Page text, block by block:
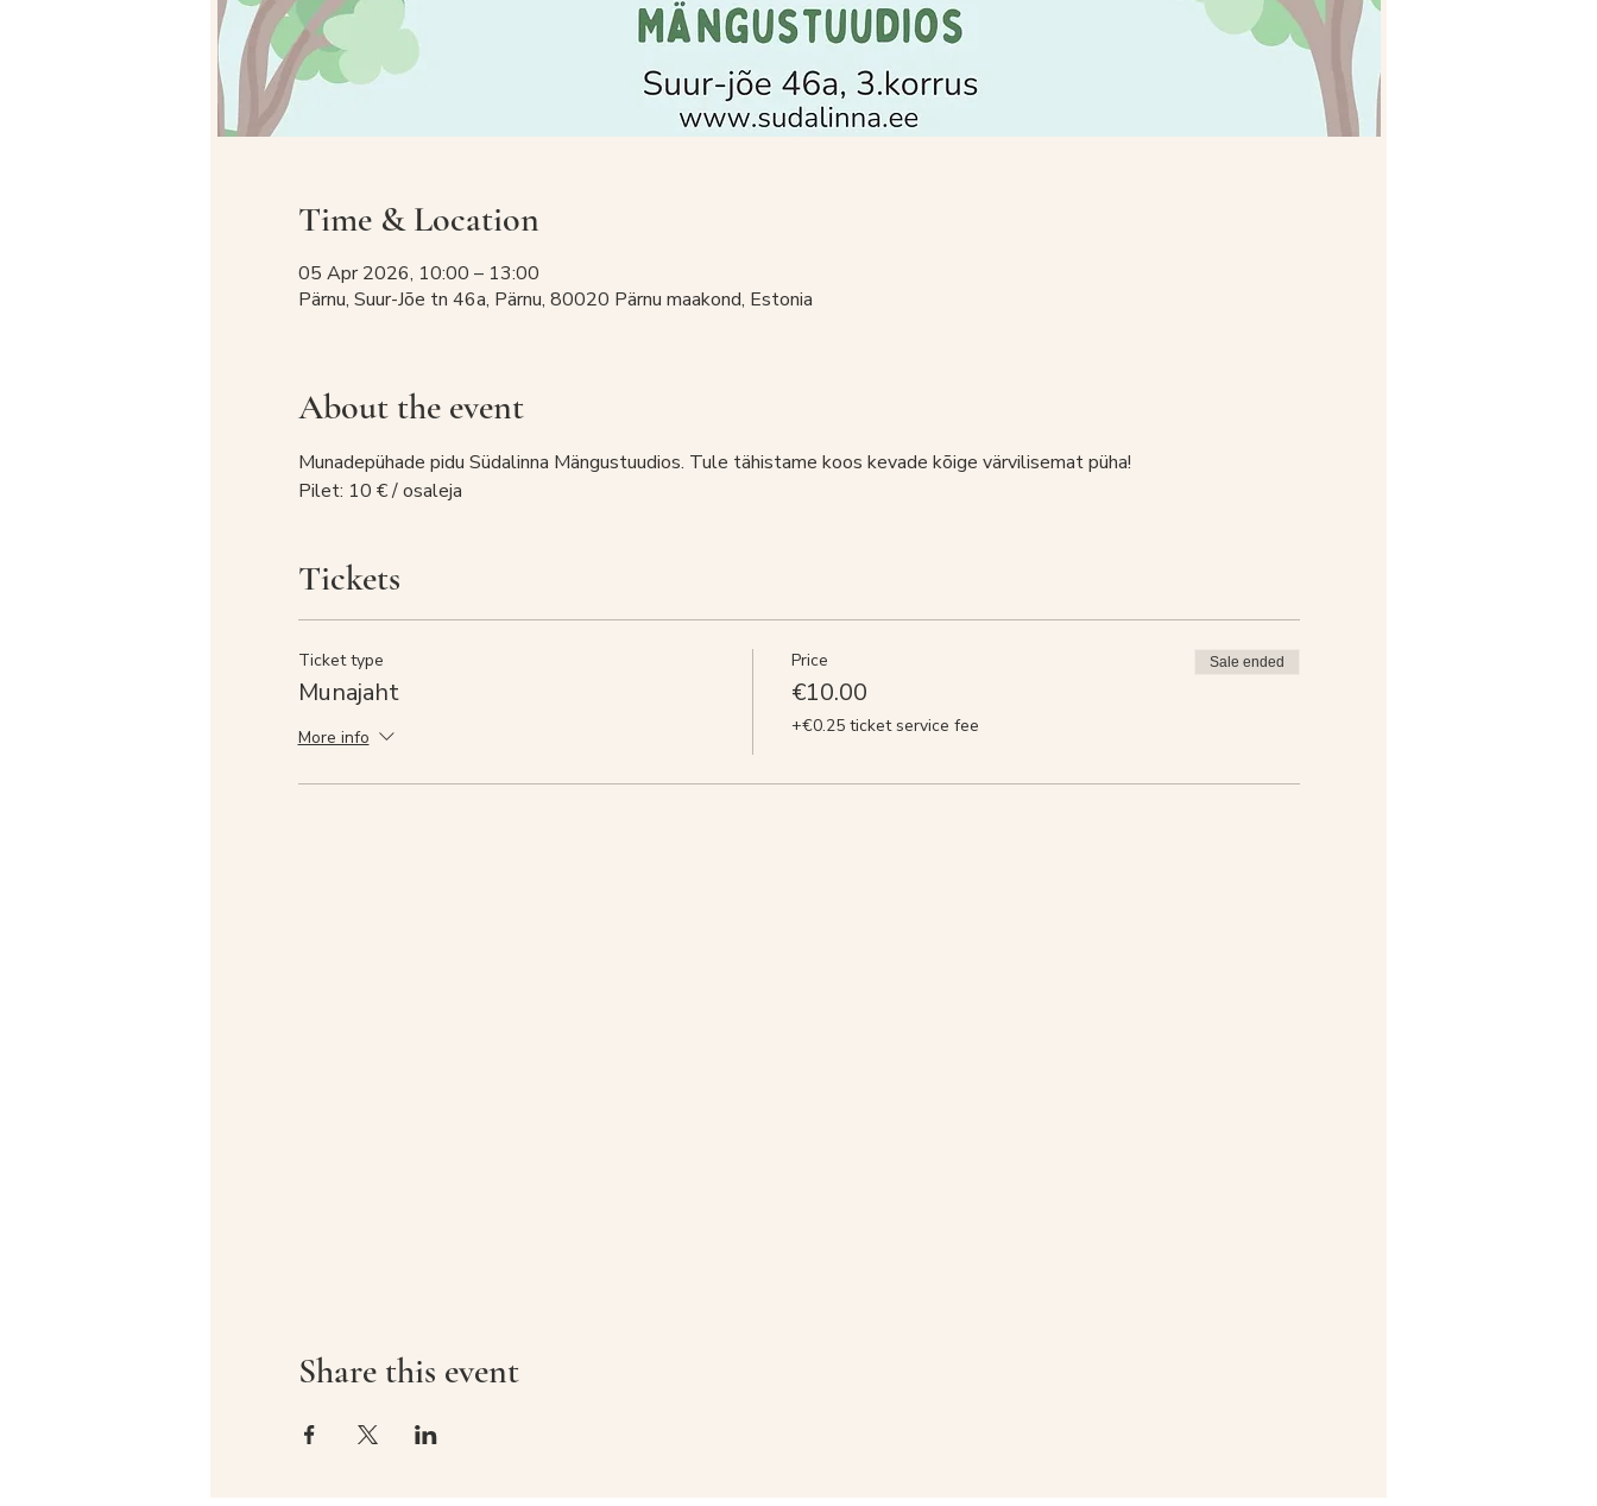
Time & Location
05 Apr 2026, 10:00 – 13:00
Pärnu, Suur-Jõe tn 46a, Pärnu, 80020 Pärnu maakond, Estonia
About the event
Munadepühade pidu Südalinna Mängustuudios. Tule tähistame koos kevade kõige värvilisemat püha!
Pilet: 10 € / osaleja
Tickets
Ticket type
Munajaht
More info
Price
€10.00
+€0.25 ticket service fee
Sale ended
Share this event